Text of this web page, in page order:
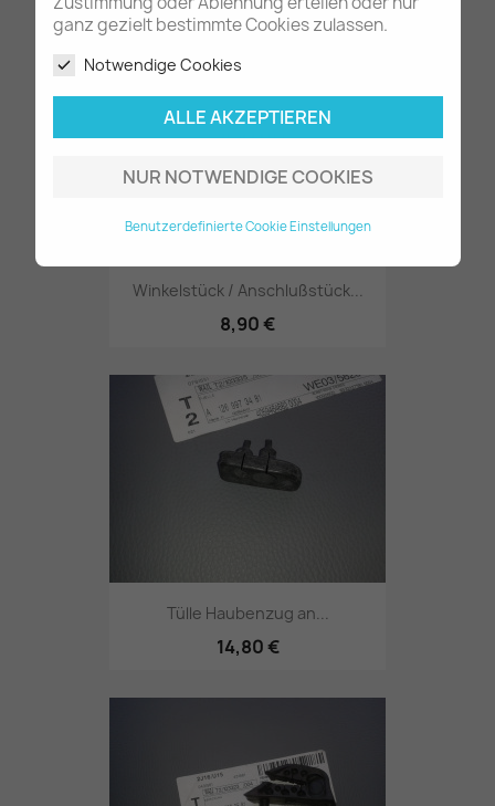
ganz gezielt bestimmte Cookies zulassen.
Notwendige Cookies
ALLE AKZEPTIEREN
NUR NOTWENDIGE COOKIES
Benutzerdefinierte Cookie Einstellungen
Winkelstück / Anschlußstück...
8,90 €
Tülle Haubenzug an...
14,80 €